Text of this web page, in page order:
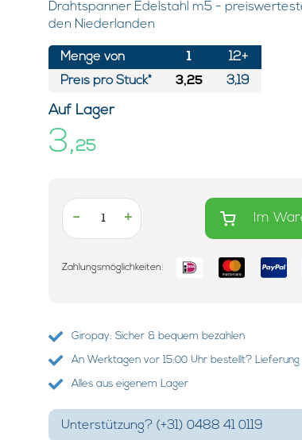
Drahtspanner Edelstahl m5 -
den Niederlanden
Menge von
Preis pro Stück*
1
3,25
12+
3,19
Auf Lager
3,25
- + Im
Zahlungsmöglichkeiten:
Giropay: Sicher & bequem bezahlen
An Werktagen vor 15:00 Uhr bestellt?
Alles aus eigenem Lager
Unterstützung? (+31) 0488 41 0119